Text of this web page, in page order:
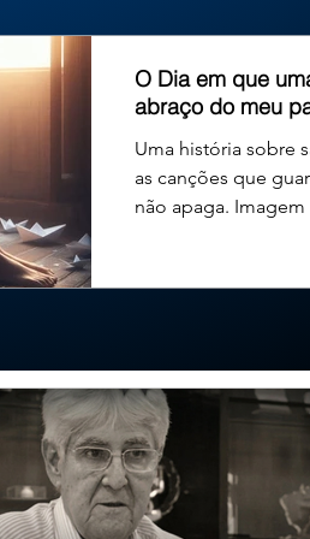
das Vertentes, realize
O Dia em que
abraço do meu
Uma história sobre
as canções que
não apaga. Imagem ilustrativa criada por